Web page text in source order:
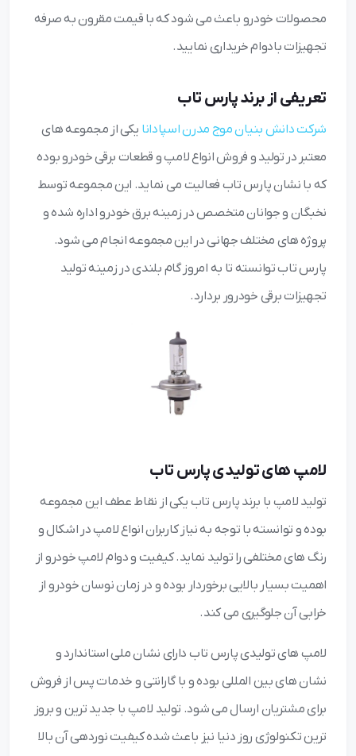
محصولات خودرو باعث می شود که با قیمت مقرون به صرفه
تجهیزات بادوام خریداری نمایید.
تعریفی از برند پارس تاب
شرکت دانش بنیان موج مدرن اسپادانا یکی از مجموعه های
معتبر در تولید و فروش انواع لامپ و قطعات برقی خودرو بوده
که با نشان پارس تاب فعالیت می نماید. این مجموعه توسط
نخبگان و جوانان متخصص در زمینه برق خودرو اداره شده و
پروژه های مختلف جهانی در این مجموعه انجام می شود.
پارس تاب توانسته تا به امروز گام بلندی در زمینه تولید
تجهیزات برقی خودرور بردارد.
لامپ های تولیدی پارس تاب
تولید لامپ با برند پارس تاب یکی از نقاط عطف این مجموعه
بوده و توانسته با توجه به نیاز کاربران انواع لامپ در اشکال و
رنگ های مختلفی را تولید نماید. کیفیت و دوام لامپ خودرو از
اهمیت بسیار بالایی برخوردار بوده و در زمان نوسان خودرو از
خرابی آن جلوگیری می کند.
لامپ های تولیدی پارس تاب دارای نشان ملی استاندارد و
نشان های بین المللی بوده و با گارانتی و خدمات پس از فروش
برای مشتریان ارسال می شود. تولید لامپ با جدید ترین و بروز
ترین تکنولوژی روز دنیا نیز باعث شده کیفیت نوردهی آن بالا